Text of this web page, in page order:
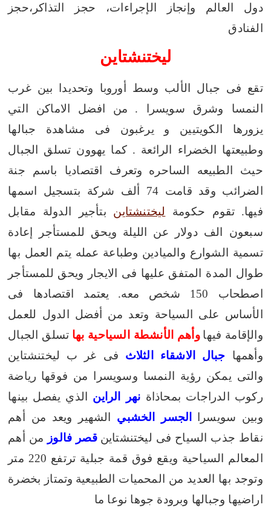
دول العالم وإنجاز الإجراءات، حجز التذاكر،حجز
الفنادق
ليختنشتاين
تقع فى جبال الألب وسط أوروبا وتحديدا بين غرب
النمسا وشرق سويسرا .
من افضل الاماكن التي
يزورها الكويتيين و يرغبون فى مشاهدة جبالها
وطبيعتها الخضراء الرائعة . كما يهوون تسلق الجبال
حيث الطبيعه الساحره
وتعرف اقتصاديا باسم جنة
الضرائب وقد قامت 74 ألف شركة بتسجيل اسمها
فيها. تقوم حكومة ليختنشتاين بتأجير الدولة مقابل
سبعون الف دولار عن الليلة ويحق للمستأجر إعادة
تسمية الشوارع والميادين وطباعة عمله يتم العمل بها
طوال المدة المتفق عليها فى الايجار ويحق للمستأجر
اصطحاب 150 شخص معه.
يعتمد اقتصادها فى
الأساس على السياحة وتعد من أفضل الدول للعمل
والإقامة فيها وأهم الأنشطة السياحية بها تسلق الجبال
وأهمها جبال الاشقاء الثلاث فى غر ب ليختنشتاين
والتى يمكن رؤية النمسا وسويسرا من فوقها رياضة
ركوب الدراجات بمحاذاة نهر الراين الذي يفصل بينها
وبين سويسرا
الجسر الخشبي الشهير ويعد من أهم
نقاط جذب السياح فى ليختنشتاين قصر فالوز من أهم
المعالم السياحية ويقع فوق قمة جبلية ترتفع 220 متر
وتوجد بها العديد من المحميات الطبيعية وتمتاز بخضرة
اراضيها وجبالها وبرودة جوها نوعا ما